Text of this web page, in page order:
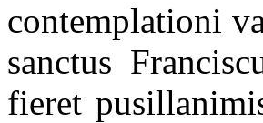
contemplationi
sanctus
fieret